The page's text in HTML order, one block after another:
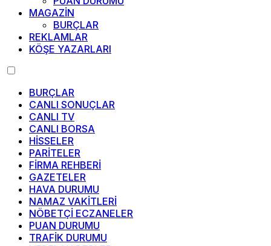
MAGAZİN
BURÇLAR
REKLAMLAR
KÖŞE YAZARLARI
BURÇLAR
CANLI SONUÇLAR
CANLI TV
CANLI BORSA
HİSSELER
PARİTELER
FİRMA REHBERİ
GAZETELER
HAVA DURUMU
NAMAZ VAKİTLERİ
NÖBETÇİ ECZANELER
PUAN DURUMU
TRAFİK DURUMU